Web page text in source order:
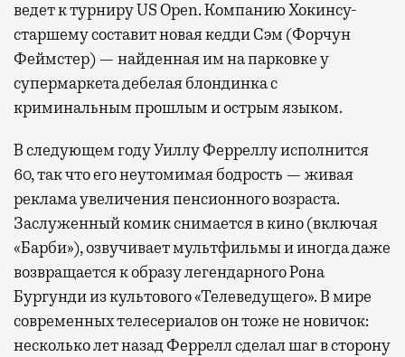
Бизнес-зал становится местом, где можно
провести переговоры, поработать или просто
выпить кофе, наблюдая сквозь панорамные
окна за тем, как взлетают и садятся
самолеты. В Москве нет недостатка
в лаунжах. В аэропортах их обычно
несколько — в разных зонах воздушных
гаваней. На некоторых вокзалах — тоже.
Лаунжи доступны на Ленинградском,
Павелецком, Казанском, Ярославском
и Курском вокзалах.Попасть в бизнес-залы
могут держатели карт Mir Supreme. Причем
не только в столице. Всего доступно более
1000 бизнес-залов по всему миру.
ведет к турниру US Open. Компанию Хокинсу-
старшему составит новая кедди Сэм (Форчун
Феймстер) — найденная им на парковке у
супермаркета дебелая блондинка с
криминальным прошлым и острым языком.
В следующем году Уиллу Ферреллу исполнится
60, так что его неутомимая бодрость — живая
реклама увеличения пенсионного возраста.
Заслуженный комик снимается в кино (включая
«Барби»), озвучивает мультфильмы и иногда даже
возвращается к образу легендарного Рона
Бургунди из культового «Телеведущего». В мире
современных телесериалов он тоже не новичок:
несколько лет назад Феррелл сделал шаг в сторону